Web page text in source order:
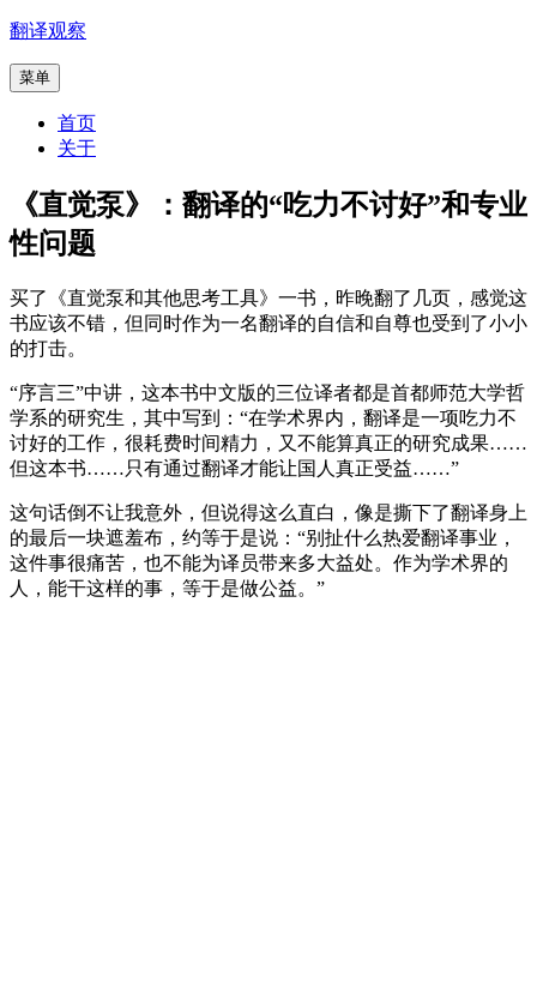
跳
内
翻译观察
菜单
首页
关于
《直觉泵》：翻译的“吃力不讨好”和专业
性问题
买了《直觉泵和其他思考工具》一书，昨晚翻了几页，感觉这
书应该不错，但同时作为一名翻译的自信和自尊也受到了小小
的打击。
“序言三”中讲，这本书中文版的三位译者都是首都师范大学哲
学系的研究生，其中写到：“在学术界内，翻译是一项吃力不
讨好的工作，很耗费时间精力，又不能算真正的研究成果……
但这本书……只有通过翻译才能让国人真正受益……”
这句话倒不让我意外，但说得这么直白，像是撕下了翻译身上
的最后一块遮羞布，约等于是说：“别扯什么热爱翻译事业，
这件事很痛苦，也不能为译员带来多大益处。作为学术界的
人，能干这样的事，等于是做公益。”